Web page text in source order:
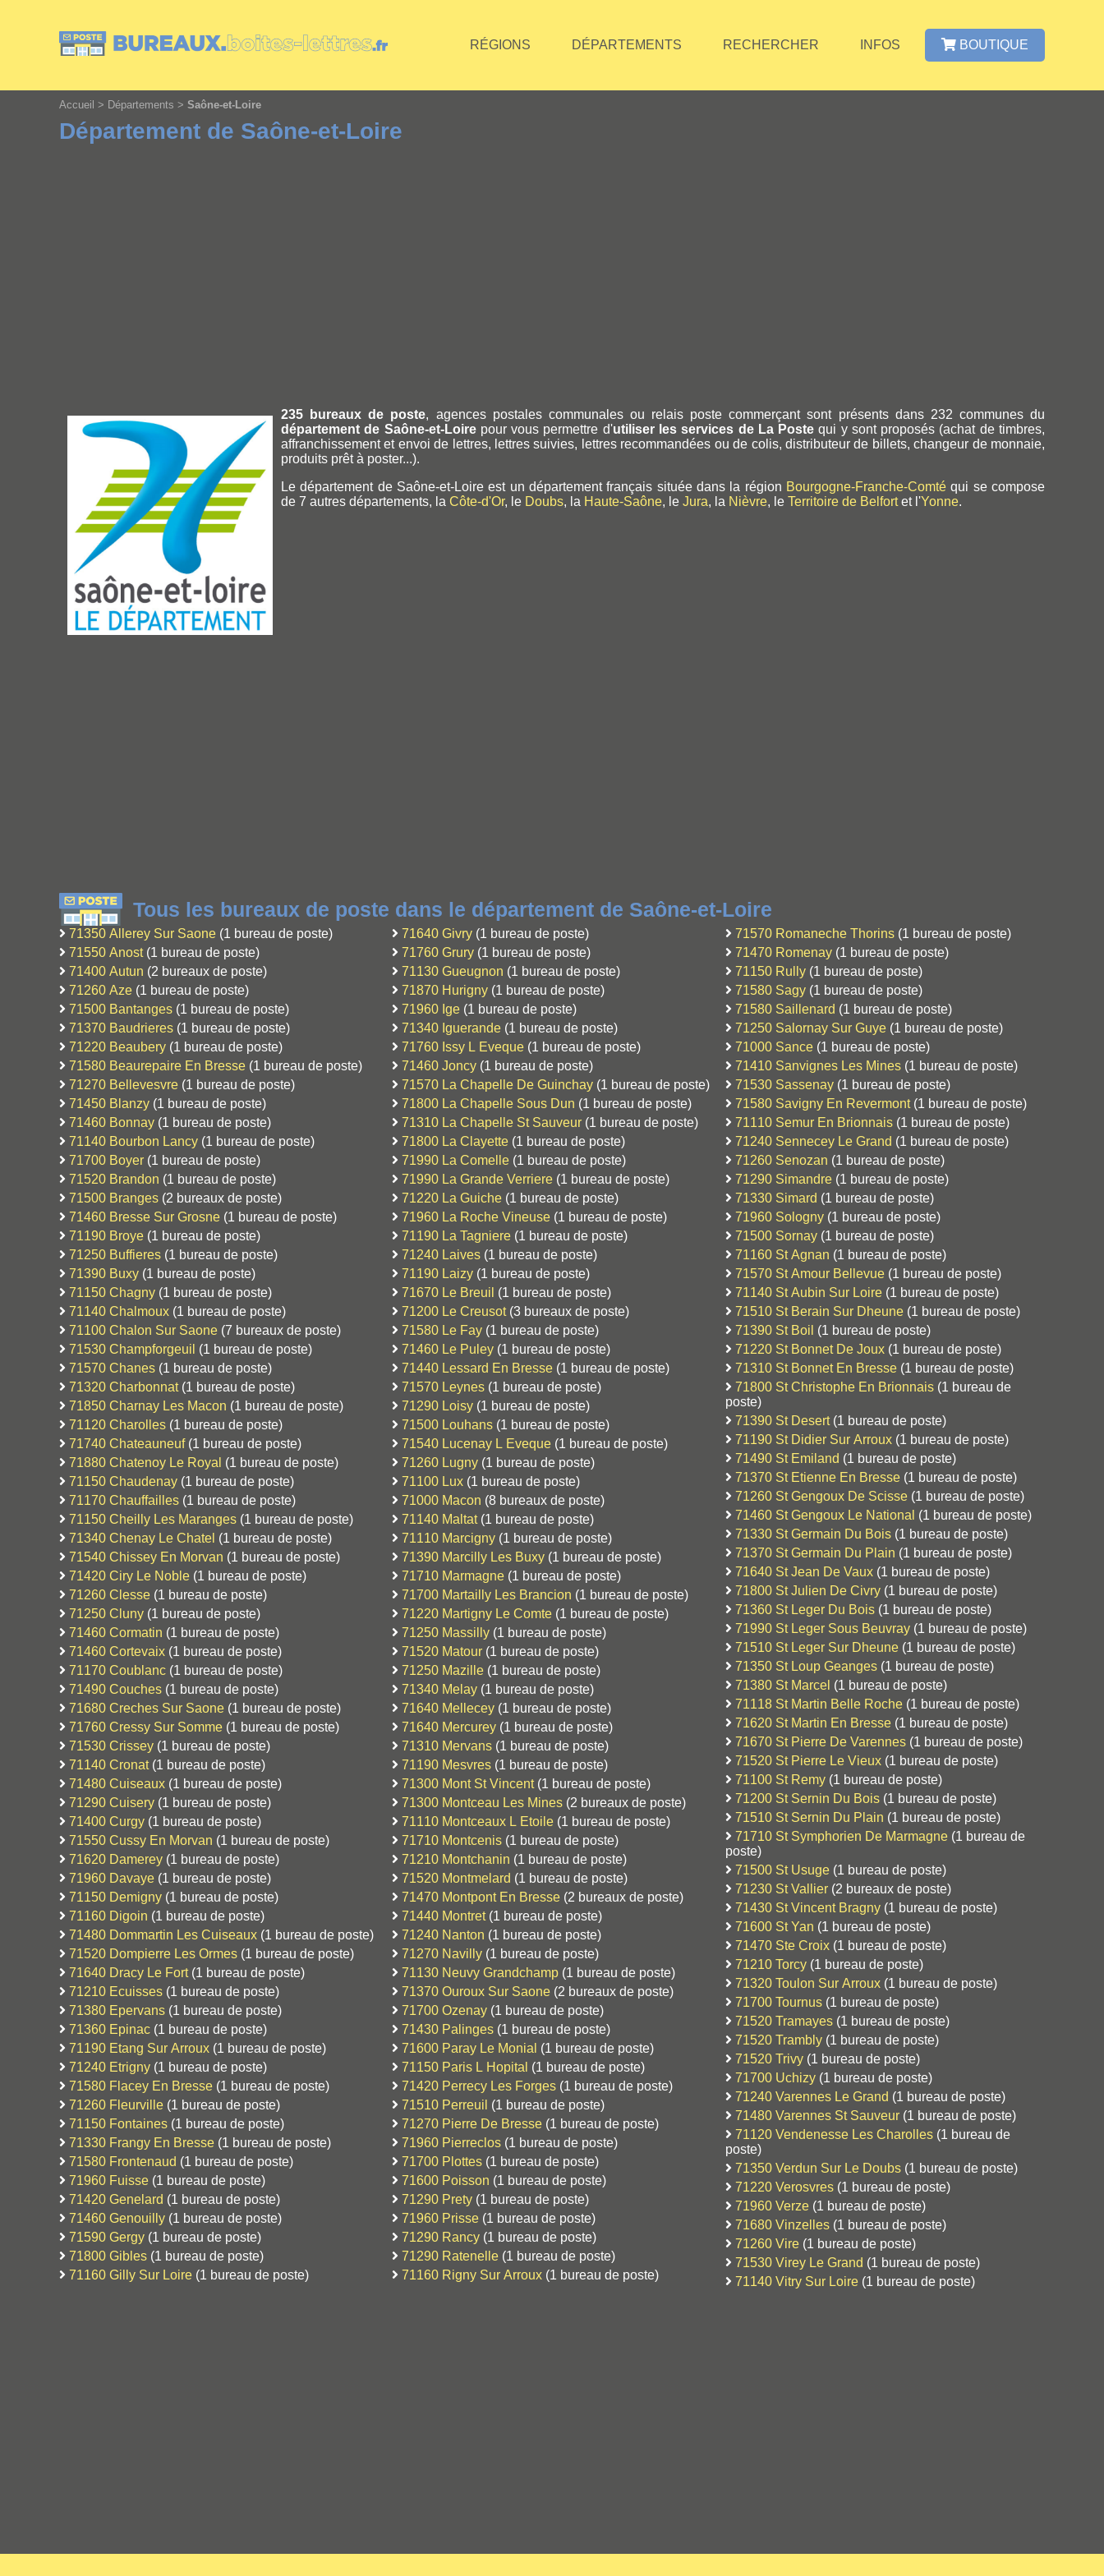
RÉGIONS DÉPARTEMENTS RECHERCHER INFOS BOUTIQUE
Accueil > Départements > Saône-et-Loire
Département de Saône-et-Loire
235 bureaux de poste, agences postales communales ou relais poste commerçant sont présents dans 232 communes du
département de Saône-et-Loirepour vous permettre d'utiliser les services de La Poste qui y sont proposés (achat de timbres,
affranchissement et envoi de lettres, lettres suivies, lettres recommandées ou de colis, distributeur de billets, changeur de monnaie,
produits prêt à poster...).
Le département de Saône-et-Loire est un département français située dans la région Bourgogne-Franche-Comté qui se compose
de 7 autres départements, la Côte-d'Or, le Doubs, la Haute-Saône, le Jura, la Nièvre, le Territoire de Belfortet l'Yonne.
Tous les bureaux de poste dans le département de Saône-et-Loire
71350 Allerey Sur Saone (1 bureau de poste)
71550 Anost(1 bureau de poste)
71400 Autun (2 bureaux de poste)
71260 Aze (1 bureau de poste)
71500 Bantanges (1 bureau de poste)
71370 Baudrieres (1 bureau de poste)
71220 Beaubery (1 bureau de poste)
71580 Beaurepaire En Bresse (1 bureau de poste)
71270 Bellevesvre (1 bureau de poste)
71450 Blanzy (1 bureau de poste)
71460 Bonnay (1 bureau de poste)
71140 Bourbon Lancy (1 bureau de poste)
71700 Boyer (1 bureau de poste)
71520 Brandon (1 bureau de poste)
71500 Branges (2 bureaux de poste)
71460 Bresse Sur Grosne (1 bureau de poste)
71190 Broye (1 bureau de poste)
71250 Buffieres (1 bureau de poste)
71390 Buxy (1 bureau de poste)
71150 Chagny (1 bureau de poste)
71140 Chalmoux (1 bureau de poste)
71100 Chalon Sur Saone (7 bureaux de poste)
71530 Champforgeuil (1 bureau de poste)
71570 Chanes (1 bureau de poste)
71320 Charbonnat(1 bureau de poste)
71850 Charnay Les Macon (1 bureau de poste)
71120 Charolles (1 bureau de poste)
71740 Chateauneuf(1 bureau de poste)
71880 Chatenoy Le Royal (1 bureau de poste)
71150 Chaudenay (1 bureau de poste)
71170 Chauffailles (1 bureau de poste)
71150 Cheilly Les Maranges (1 bureau de poste)
71340 Chenay Le Chatel (1 bureau de poste)
71540 Chissey En Morvan (1 bureau de poste)
71420 Ciry Le Noble (1 bureau de poste)
71260 Clesse (1 bureau de poste)
71250 Cluny (1 bureau de poste)
71460 Cormatin (1 bureau de poste)
71460 Cortevaix (1 bureau de poste)
71170 Coublanc (1 bureau de poste)
71490 Couches (1 bureau de poste)
71680 Creches Sur Saone (1 bureau de poste)
71760 Cressy Sur Somme (1 bureau de poste)
71530 Crissey (1 bureau de poste)
71140 Cronat(1 bureau de poste)
71480 Cuiseaux (1 bureau de poste)
71290 Cuisery (1 bureau de poste)
71400 Curgy (1 bureau de poste)
71550 Cussy En Morvan (1 bureau de poste)
71620 Damerey (1 bureau de poste)
71960 Davaye (1 bureau de poste)
71150 Demigny (1 bureau de poste)
71160 Digoin (1 bureau de poste)
71480 Dommartin Les Cuiseaux (1 bureau de poste)
71520 Dompierre Les Ormes (1 bureau de poste)
71640 Dracy Le Fort(1 bureau de poste)
71210 Ecuisses (1 bureau de poste)
71380 Epervans (1 bureau de poste)
71360 Epinac (1 bureau de poste)
71190 Etang Sur Arroux (1 bureau de poste)
71240 Etrigny (1 bureau de poste)
71580 Flacey En Bresse (1 bureau de poste)
71260 Fleurville (1 bureau de poste)
71150 Fontaines (1 bureau de poste)
71330 Frangy En Bresse (1 bureau de poste)
71580 Frontenaud (1 bureau de poste)
71960 Fuisse (1 bureau de poste)
71420 Genelard (1 bureau de poste)
71460 Genouilly (1 bureau de poste)
71590 Gergy (1 bureau de poste)
71800 Gibles (1 bureau de poste)
71160 Gilly Sur Loire (1 bureau de poste)
71640 Givry (1 bureau de poste)
71760 Grury (1 bureau de poste)
71130 Gueugnon (1 bureau de poste)
71870 Hurigny (1 bureau de poste)
71960 Ige (1 bureau de poste)
71340 Iguerande (1 bureau de poste)
71760 Issy L Eveque (1 bureau de poste)
71460 Joncy (1 bureau de poste)
71570 La Chapelle De Guinchay (1 bureau de poste)
71800 La Chapelle Sous Dun (1 bureau de poste)
71310 La Chapelle St Sauveur (1 bureau de poste)
71800 La Clayette (1 bureau de poste)
71990 La Comelle (1 bureau de poste)
71990 La Grande Verriere (1 bureau de poste)
71220 La Guiche (1 bureau de poste)
71960 La Roche Vineuse (1 bureau de poste)
71190 La Tagniere (1 bureau de poste)
71240 Laives (1 bureau de poste)
71190 Laizy (1 bureau de poste)
71670 Le Breuil (1 bureau de poste)
71200 Le Creusot(3 bureaux de poste)
71580 Le Fay (1 bureau de poste)
71460 Le Puley (1 bureau de poste)
71440 Lessard En Bresse (1 bureau de poste)
71570 Leynes (1 bureau de poste)
71290 Loisy (1 bureau de poste)
71500 Louhans (1 bureau de poste)
71540 Lucenay L Eveque (1 bureau de poste)
71260 Lugny (1 bureau de poste)
71100 Lux (1 bureau de poste)
71000 Macon (8 bureaux de poste)
71140 Maltat(1 bureau de poste)
71110 Marcigny (1 bureau de poste)
71390 Marcilly Les Buxy (1 bureau de poste)
71710 Marmagne (1 bureau de poste)
71700 Martailly Les Brancion (1 bureau de poste)
71220 Martigny Le Comte (1 bureau de poste)
71250 Massilly (1 bureau de poste)
71520 Matour (1 bureau de poste)
71250 Mazille (1 bureau de poste)
71340 Melay (1 bureau de poste)
71640 Mellecey (1 bureau de poste)
71640 Mercurey (1 bureau de poste)
71310 Mervans (1 bureau de poste)
71190 Mesvres (1 bureau de poste)
71300 Mont St Vincent(1 bureau de poste)
71300 Montceau Les Mines (2 bureaux de poste)
71110 Montceaux L Etoile (1 bureau de poste)
71710 Montcenis (1 bureau de poste)
71210 Montchanin (1 bureau de poste)
71520 Montmelard (1 bureau de poste)
71470 Montpont En Bresse (2 bureaux de poste)
71440 Montret(1 bureau de poste)
71240 Nanton (1 bureau de poste)
71270 Navilly (1 bureau de poste)
71130 Neuvy Grandchamp (1 bureau de poste)
71370 Ouroux Sur Saone (2 bureaux de poste)
71700 Ozenay (1 bureau de poste)
71430 Palinges (1 bureau de poste)
71600 Paray Le Monial (1 bureau de poste)
71150 Paris L Hopital (1 bureau de poste)
71420 Perrecy Les Forges (1 bureau de poste)
71510 Perreuil (1 bureau de poste)
71270 Pierre De Bresse (1 bureau de poste)
71960 Pierreclos (1 bureau de poste)
71700 Plottes (1 bureau de poste)
71600 Poisson (1 bureau de poste)
71290 Prety (1 bureau de poste)
71960 Prisse (1 bureau de poste)
71290 Rancy (1 bureau de poste)
71290 Ratenelle (1 bureau de poste)
71160 Rigny Sur Arroux (1 bureau de poste)
71570 Romaneche Thorins(1 bureau de poste)
71470 Romenay(1 bureau de poste)
71150 Rully(1 bureau de poste)
71580 Sagy(1 bureau de poste)
71580 Saillenard (1 bureau de poste)
71250 Salornay Sur Guye(1 bureau de poste)
71000 Sance(1 bureau de poste)
71410 Sanvignes Les Mines(1 bureau de poste)
71530 Sassenay(1 bureau de poste)
71580 Savigny En Revermont(1 bureau de poste)
71110 Semur En Brionnais(1 bureau de poste)
71240 Sennecey Le Grand (1 bureau de poste)
71260 Senozan (1 bureau de poste)
71290 Simandre(1 bureau de poste)
71330 Simard (1 bureau de poste)
71960 Sologny(1 bureau de poste)
71500 Sornay(1 bureau de poste)
71160 St Agnan (1 bureau de poste)
71570 St Amour Bellevue(1 bureau de poste)
71140 St Aubin Sur Loire(1 bureau de poste)
71510 St Berain Sur Dheune(1 bureau de poste)
71390 St Boil (1 bureau de poste)
71220 St Bonnet De Joux(1 bureau de poste)
71310 St Bonnet En Bresse(1 bureau de poste)
71800 St Christophe En Brionnais(1 bureau de
poste)
71390 St Desert(1 bureau de poste)
71190 St Didier Sur Arroux(1 bureau de poste)
71490 St Emiland (1 bureau de poste)
71370 St Etienne En Bresse(1 bureau de poste)
71260 St Gengoux De Scisse(1 bureau de poste)
71460 St Gengoux Le National (1 bureau de poste)
71330 St Germain Du Bois(1 bureau de poste)
71370 St Germain Du Plain (1 bureau de poste)
71640 St Jean De Vaux(1 bureau de poste)
71800 St Julien De Civry(1 bureau de poste)
71360 St Leger Du Bois(1 bureau de poste)
71990 St Leger Sous Beuvray(1 bureau de poste)
71510 St Leger Sur Dheune(1 bureau de poste)
71350 St Loup Geanges(1 bureau de poste)
71380 St Marcel (1 bureau de poste)
71118 St Martin Belle Roche(1 bureau de poste)
71620 St Martin En Bresse(1 bureau de poste)
71670 St Pierre De Varennes(1 bureau de poste)
71520 St Pierre Le Vieux(1 bureau de poste)
71100 St Remy(1 bureau de poste)
71200 St Sernin Du Bois(1 bureau de poste)
71510 St Sernin Du Plain (1 bureau de poste)
71710 St Symphorien De Marmagne(1 bureau de
poste)
71500 St Usuge(1 bureau de poste)
71230 St Vallier(2 bureaux de poste)
71430 St Vincent Bragny(1 bureau de poste)
71600 St Yan (1 bureau de poste)
71470 Ste Croix(1 bureau de poste)
71210 Torcy(1 bureau de poste)
71320 Toulon Sur Arroux(1 bureau de poste)
71700 Tournus(1 bureau de poste)
71520 Tramayes(1 bureau de poste)
71520 Trambly(1 bureau de poste)
71520 Trivy(1 bureau de poste)
71700 Uchizy(1 bureau de poste)
71240 Varennes Le Grand (1 bureau de poste)
71480 Varennes St Sauveur(1 bureau de poste)
71120 Vendenesse Les Charolles(1 bureau de
poste)
71350 Verdun Sur Le Doubs(1 bureau de poste)
71220 Verosvres(1 bureau de poste)
71960 Verze(1 bureau de poste)
71680 Vinzelles(1 bureau de poste)
71260 Vire(1 bureau de poste)
71530 Virey Le Grand (1 bureau de poste)
71140 Vitry Sur Loire(1 bureau de poste)